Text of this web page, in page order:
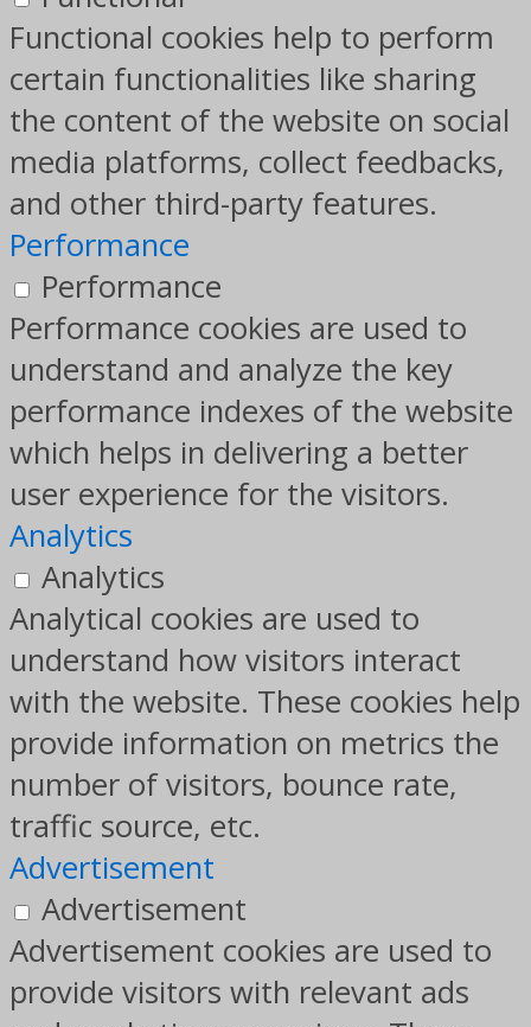
Functional cookies help to perform
certain functionalities like sharing
the content of the website on social
media platforms, collect feedbacks,
and other third-party features.
Performance
Performance
Performance cookies are used to
understand and analyze the key
performance indexes of the website
which helps in delivering a better
user experience for the visitors.
Analytics
Analytics
Analytical cookies are used to
understand how visitors interact
with the website. These cookies help
provide information on metrics the
number of visitors, bounce rate,
traffic source, etc.
Advertisement
Advertisement
Advertisement cookies are used to
provide visitors with relevant ads